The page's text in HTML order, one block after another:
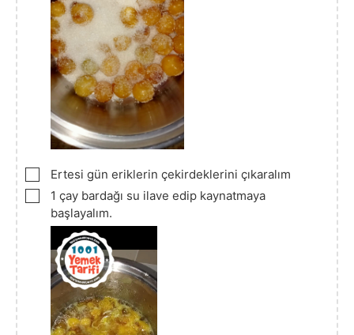
▢
Ertesi gün eriklerin çekirdeklerini çıkaralım
▢1 çay bardağı su ilave edip kaynatmaya
başlayalım.